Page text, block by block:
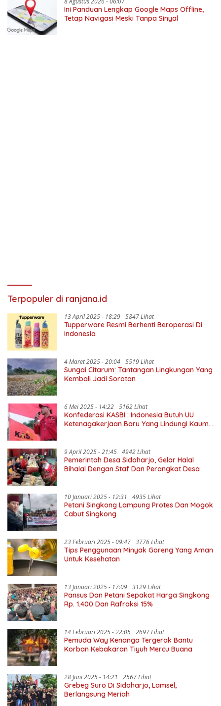
Ini Panduan Lengkap Google Maps Offline,
Tetap Navigasi Meski Tanpa Sinyal
Terpopuler di ranjana.id
13 April 2025 - 18:29 5847 Lihat
Tupperware Resmi Berhenti Beroperasi Di
Indonesia
4 Maret 2025 - 20:04 5519 Lihat
Sungai Citarum: Tantangan Lingkungan Yang
Kembali Jadi Sorotan
6 Mei 2025 - 14:22 5162 Lihat
Konfederasi KASBI : Indonesia Butuh UU
Ketenagakerjaan Baru Yang Lindungi Kaum
9 April 2025 - 21:45 4942 Lihat
Pemerintah Desa Sidoharjo, Gelar Halal
Bihalal Dengan Staf Dan Perangkat Desa
10 Januari 2025 - 12:31 4935 Lihat
Petani Singkong Lampung Protes Dan Mogok
Cabut Singkong
23 Februari 2025 - 09:47 3776 Lihat
Tips Penggunaan Minyak Goreng Yang Aman
Untuk Kesehatan
13 Januari 2025 - 17:09 3129 Lihat
Pansus Dan Petani Sepakat Harga Singkong
Rp. 1.400 Dan Rafraksi 15%
14 Februari 2025 - 22:05 2697 Lihat
Pemuda Way Kenanga Tergerak Bantu
Korban Kebakaran Tiyuh Mercu Buana
28 Juni 2025 - 14:21 2567 Lihat
Grebeg Suro Di Sidoharjo, Lamsel,
Berlangsung Meriah